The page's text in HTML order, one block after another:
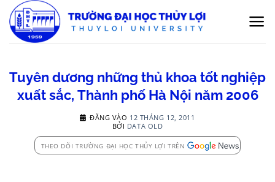
qua
nội
Tuyên dương những thủ khoa tốt nghiệp
xuất sắc, Thành phố Hà Nội năm 2006
ĐĂNG VÀO 12 THÁNG 12, 2011
BỞI DATA OLD
THEO DÕI TRƯỜNG ĐẠI HỌC THỦY LỢI TRÊN